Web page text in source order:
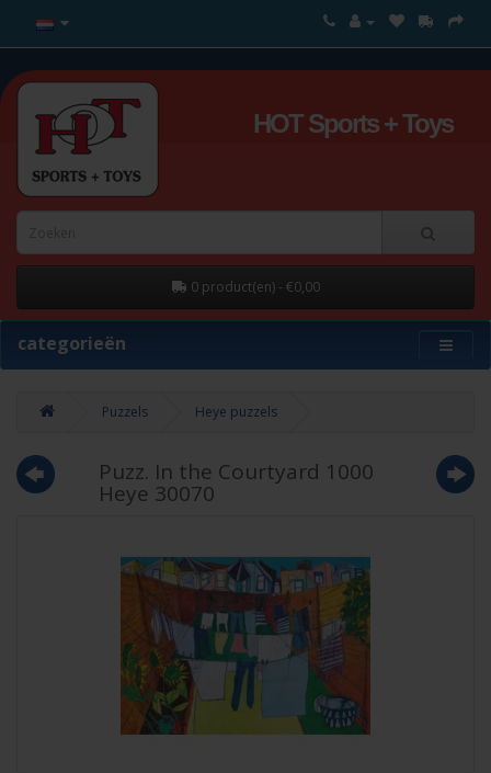
HOT Sports + Toys
0 product(en) - €0,00
categorieën
Puzzels Heye puzzels
Puzz. In the Courtyard 1000
Heye 30070